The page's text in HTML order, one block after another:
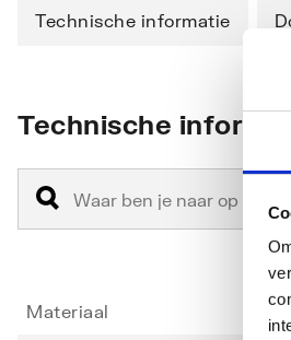
Technische informatie
Technische
Materiaal